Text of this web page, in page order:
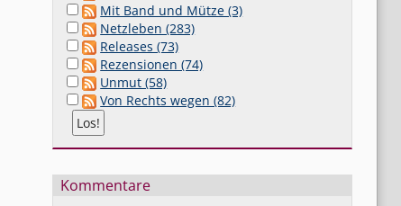
Mit Band und Mütze (3)
Netzleben (283)
Releases (73)
Rezensionen (74)
Unmut (58)
Von Rechts wegen (82)
Kommentare